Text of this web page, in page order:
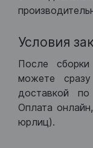
Условия
После
можете сразу
доставкой
Оплата
юрлиц).